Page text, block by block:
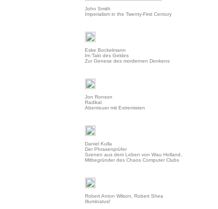
John Smith
Imperialism in the Twenty-First Century
Eske Bockelmann
Im Takt des Geldes
Zur Genese des mordernen Denkens
Jon Ronson
Radikal
Abenteuer mit Extremisten
Daniel Kulla
Der Phrasenprüfer
Szenen aus dem Leben von Wau Holland,
Mitbegründer des Chaos Computer Clubs
Robert Anton Wilson, Robert Shea
Illuminatus!